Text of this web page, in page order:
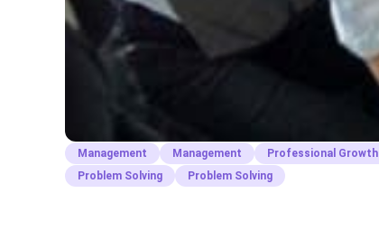
Management Management Professional Growth
Problem Solving
Problem Solving